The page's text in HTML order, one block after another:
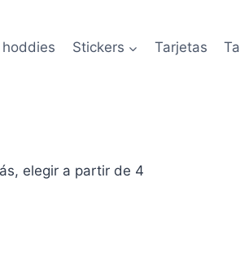
Stickers Tarjetas
elegir a partir de 4